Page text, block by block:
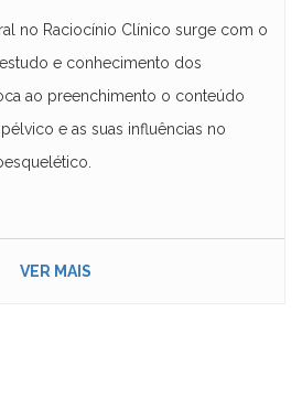
no Raciocínio Clínico surge com o
e conhecimento dos
ao preenchimento o conteúdo
e as suas influências no
VER MAIS